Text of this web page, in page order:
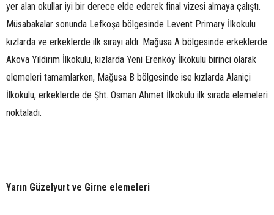
yer alan okullar iyi bir derece elde ederek final vizesi almaya çalıştı.
Müsabakalar sonunda Lefkoşa bölgesinde Levent Primary İlkokulu
kızlarda ve erkeklerde ilk sırayı aldı. Mağusa A bölgesinde erkeklerde
Akova Yıldırım İlkokulu, kızlarda Yeni Erenköy İlkokulu birinci olarak
elemeleri tamamlarken, Mağusa B bölgesinde ise kızlarda Alaniçi
İlkokulu, erkeklerde de Şht. Osman Ahmet İlkokulu ilk sırada elemeleri
noktaladı.
Yarın Güzelyurt ve Girne elemeleri